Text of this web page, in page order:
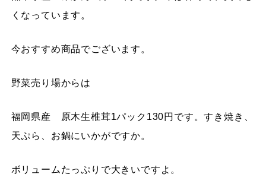
くなっています。
今おすすめ商品でございます。
野菜売り場からは
福岡県産 原木生椎茸1パック130円です。すき焼き、
天ぷら、お鍋にいかがですか。
ボリュームたっぷりで大きいですよ。